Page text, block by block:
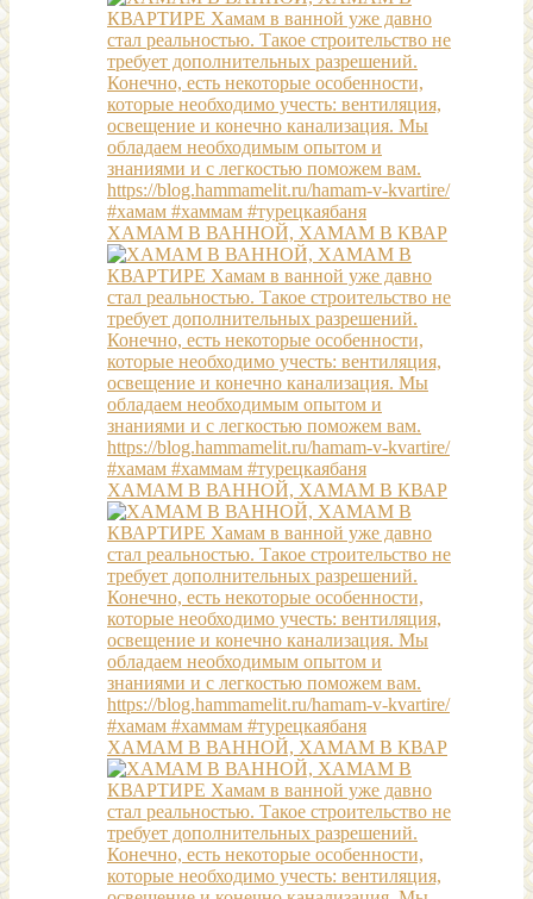
ХАМАМ В ВАННОЙ, ХАМАМ В КВАР
ХАМАМ В ВАННОЙ, ХАМАМ В КВАР
ХАМАМ В ВАННОЙ, ХАМАМ В КВАР